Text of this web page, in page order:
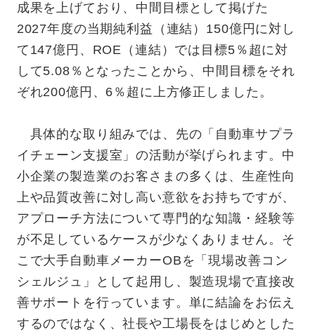
成果を上げており、中間目標として掲げた
2027年度の当期純利益（連結）150億円に対し
て147億円、ROE（連結）では目標5％超に対
して5.08％となったことから、中間目標をそれ
ぞれ200億円、6％超に上方修正しました。
具体的な取り組みでは、先の「自動車サプラ
イチェーン支援室」の活動が挙げられます。中
小企業の製造業のお客さまの多くは、生産性向
上や品質改善に対し高い意欲をお持ちですが、
アプローチ方法について専門的な知識・経験等
が不足しているケースが少なくありません。そ
こで大手自動車メーカーOBを「現場改善コン
シェルジュ」として起用し、製造現場で直接改
善サポートを行っています。単に結論をお伝え
するのではなく、社長や工場長をはじめとした